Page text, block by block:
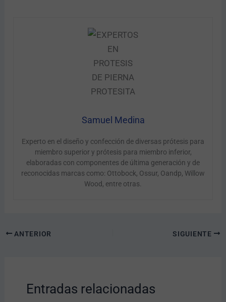
Samuel Medina
Experto en el diseño y confección de diversas prótesis para
miembro superior y prótesis para miembro inferior,
elaboradas con componentes de última generación y de
reconocidas marcas como: Ottobock, Ossur, Oandp, Willow
Wood, entre otras.
ANTERIOR SIGUIENTE
Entradas relacionadas